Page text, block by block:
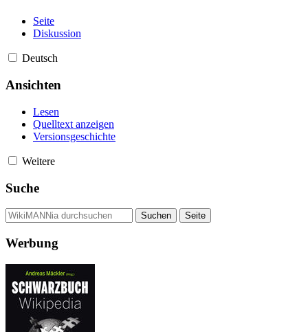
Seite
Diskussion
Deutsch
Ansichten
Lesen
Quelltext anzeigen
Versionsgeschichte
Weitere
Suche
Werbung